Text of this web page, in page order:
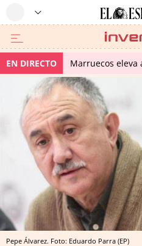
EN DIRECTO Marruecos
Pepe Álvarez. Foto: Eduardo Parra (EP)